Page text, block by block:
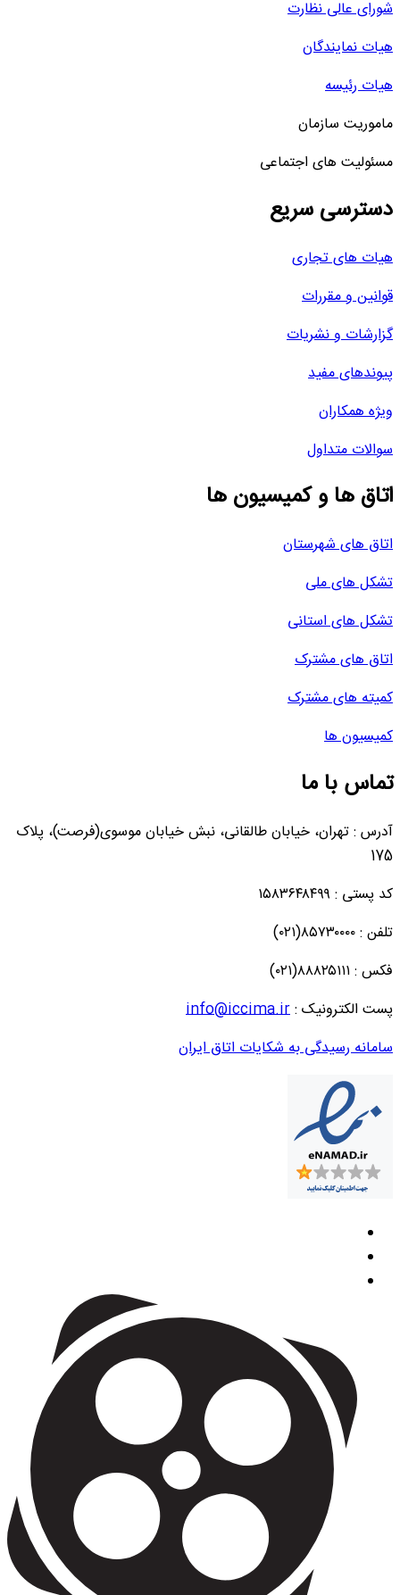
شورای عالی نظارت
هیات نمایندگان
هیات رئیسه
ماموریت سازمان
مسئولیت های اجتماعی
دسترسی سریع
هیات های تجاری
قوانین و مقررات
گزارشات و نشریات
پیوندهای مفید
ویژه همکاران
سوالات متداول
اتاق ها و کمیسیون ها
اتاق های شهرستان
تشکل های ملی
تشکل های استانی
اتاق های مشترک
کمیته های مشترک
کمیسیون ها
تماس با ما
آدرس : تهران، خیابان طالقانی، نبش خیابان موسوی(فرصت)، پلاک
175
کد پستی : ۱۵۸۳۶۴۸۴۹۹
تلفن : ۸۵۷۳۰۰۰۰(۰۲۱)
فکس : ۸۸۸۲۵۱۱۱(۰۲۱)
پست الکترونیک :info@iccima.ir
سامانه رسیدگی به شکایات اتاق ایران